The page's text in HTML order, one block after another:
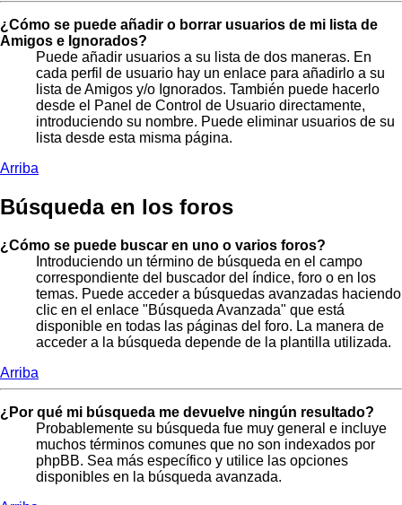
¿Cómo se puede añadir o borrar usuarios de mi lista de
Amigos e Ignorados?
Puede añadir usuarios a su lista de dos maneras. En
cada perfil de usuario hay un enlace para añadirlo a su
lista de Amigos y/o Ignorados. También puede hacerlo
desde el Panel de Control de Usuario directamente,
introduciendo su nombre. Puede eliminar usuarios de su
lista desde esta misma página.
Arriba
Búsqueda en los foros
¿Cómo se puede buscar en uno o varios foros?
Introduciendo un término de búsqueda en el campo
correspondiente del buscador del índice, foro o en los
temas. Puede acceder a búsquedas avanzadas haciendo
clic en el enlace "Búsqueda Avanzada" que está
disponible en todas las páginas del foro. La manera de
acceder a la búsqueda depende de la plantilla utilizada.
Arriba
¿Por qué mi búsqueda me devuelve ningún resultado?
Probablemente su búsqueda fue muy general e incluye
muchos términos comunes que no son indexados por
phpBB. Sea más específico y utilice las opciones
disponibles en la búsqueda avanzada.